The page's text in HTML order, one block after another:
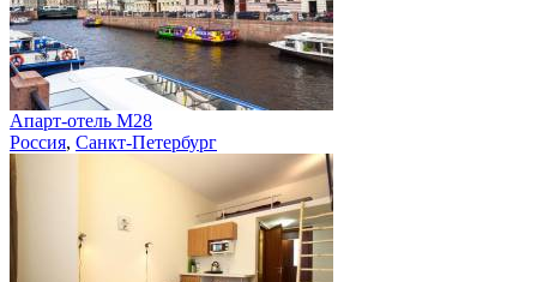
Апарт-отель M28
Россия, Санкт-Петербург